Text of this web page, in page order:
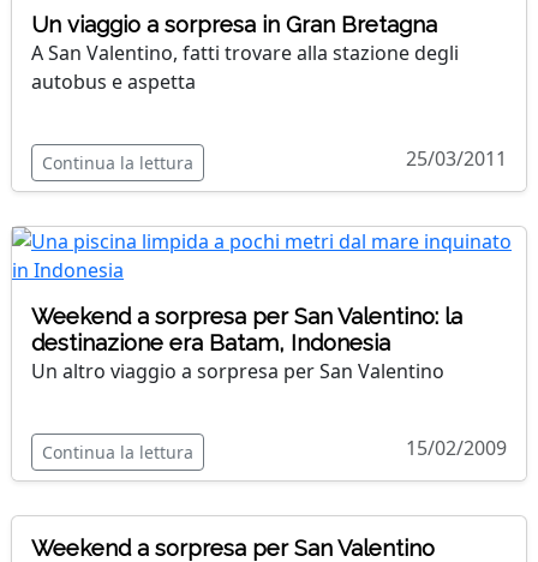
Un viaggio a sorpresa in Gran Bretagna
A San Valentino, fatti trovare alla stazione degli
autobus e aspetta
Continua la lettura 25/03/2011
Weekend a sorpresa per San Valentino: la
destinazione era Batam, Indonesia
Un altro viaggio a sorpresa per San Valentino
Continua la lettura 15/02/2009
Weekend a sorpresa per San Valentino